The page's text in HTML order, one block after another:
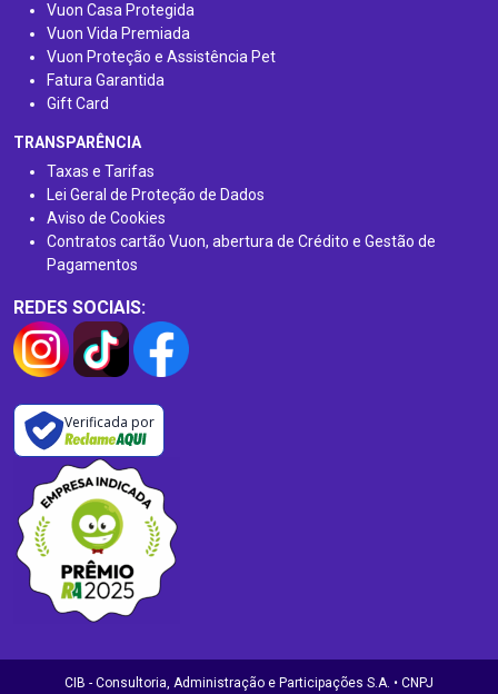
Vuon Casa Protegida
Vuon Vida Premiada
Vuon Proteção e Assistência Pet
Fatura Garantida
Gift Card
TRANSPARÊNCIA
Taxas e Tarifas
Lei Geral de Proteção de Dados
Aviso de Cookies
Contratos cartão Vuon, abertura de Crédito e Gestão de
Pagamentos
REDES SOCIAIS:
Verificada por
CIB - Consultoria, Administração e Participações S.A. • CNPJ